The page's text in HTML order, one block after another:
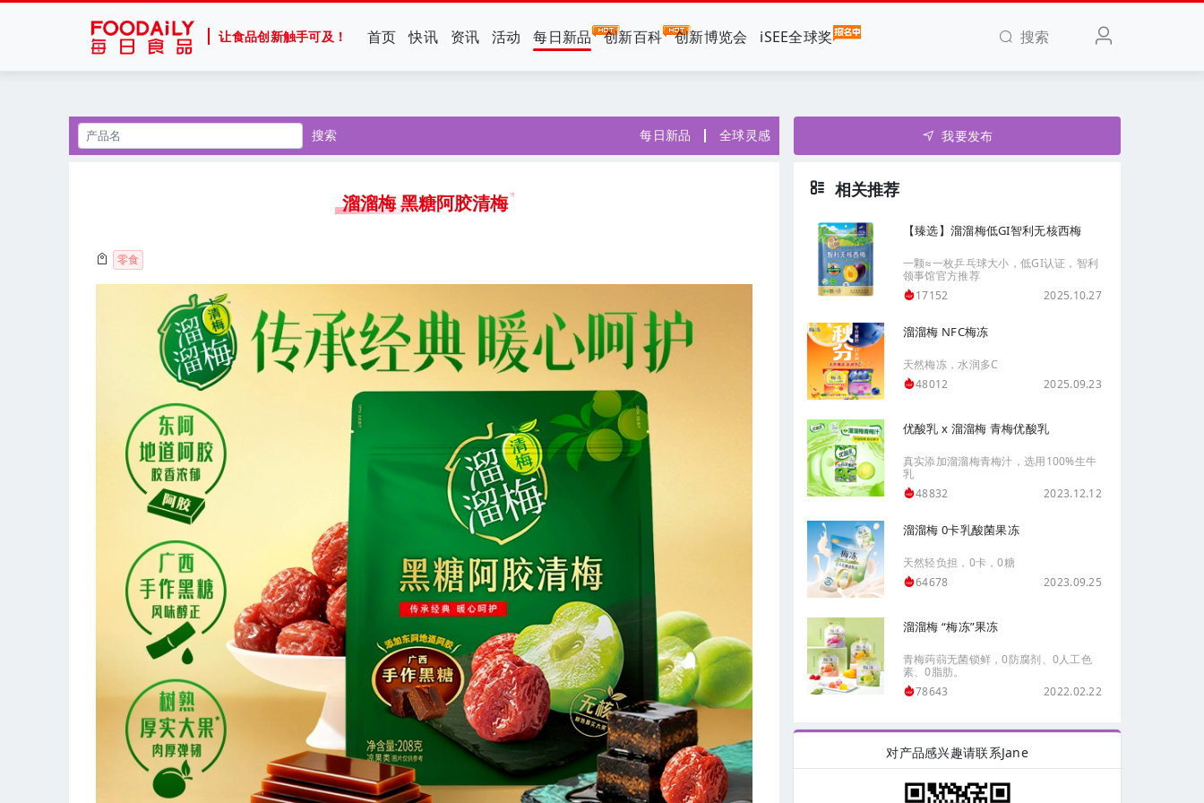
让食品创新触手可及！ 首页 快讯 资讯 活动 每日新品 创新百科 创新博览会 iSEE全球奖 搜索
搜索 每日新品 全球灵感
溜溜梅 黑糖阿胶清梅
零食
我要发布
相关推荐
【臻选】溜溜梅低GI智利无核西梅
一颗≈一枚乒乓球大小，低GI认证，智利
领事馆官方推荐
17152
2025.10.27
溜溜梅 NFC梅冻
天然梅冻，水润多C
48012
2025.09.23
优酸乳 x 溜溜梅 青梅优酸乳
真实添加溜溜梅青梅汁，选用100%生牛
乳
48832
2023.12.12
溜溜梅 0卡乳酸菌果冻
天然轻负担，0卡，0糖
64678
2023.09.25
溜溜梅 “梅冻”果冻
青梅蒟蒻无菌锁鲜，0防腐剂、0人工色
素、0脂肪。
78643
2022.02.22
对产品感兴趣请联系Jane